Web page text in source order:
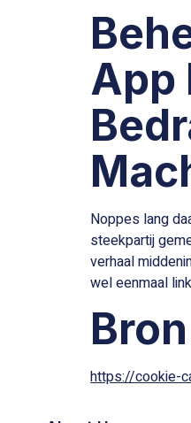
App
Noppes lang
steekpartij
verhaal
wel eenmaal
Bron
https://cookie-